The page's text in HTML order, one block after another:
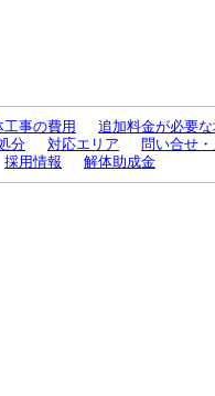
工事の費用
追加料金が必要
分 対応エリア
問い合せ
採用情報 解体助成金